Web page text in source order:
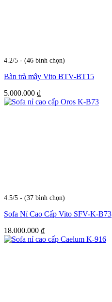
4.2/5 - (46 bình chọn)
Bàn trà mây Vito BTV-BT15
5.000.000 ₫
4.5/5 - (37 bình chọn)
Sofa Nỉ Cao Cấp Vito SFV-K-B73
18.000.000 ₫